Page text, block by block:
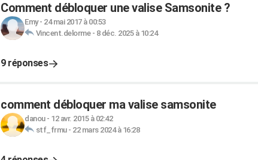
Comment débloquer une valise Samsonite ?
Emy- 24 mai 2017 à 00:53
Vincent.delorme- 8 déc. 2025 à 10:24
9 réponses
comment débloquer ma valise samsonite
danou- 12 avr. 2015 à 02:42
stf_frmu- 22 mars 2024 à 16:28